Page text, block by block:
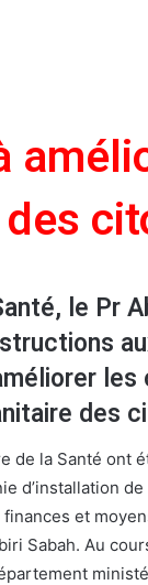
le Pr
des
de la Santé ont
d’installation
et
Sabah. Au